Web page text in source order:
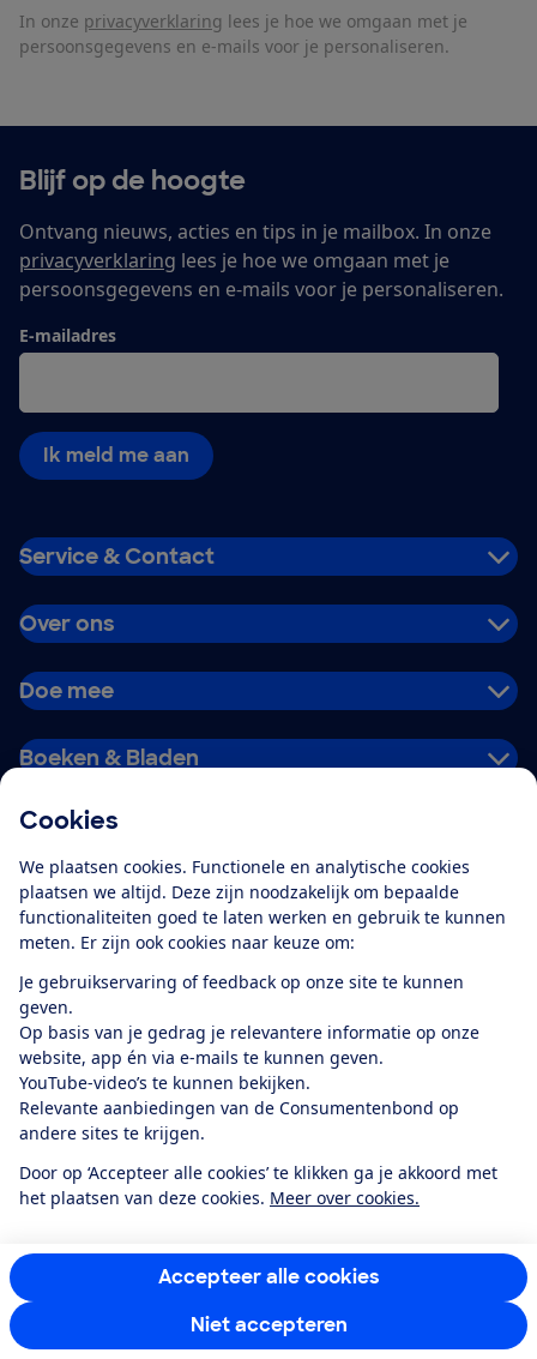
Cookies
We plaatsen cookies. Functionele en analytische cookies
plaatsen we altijd. Deze zijn noodzakelijk om bepaalde
functionaliteiten goed te laten werken en gebruik te kunnen
meten. Er zijn ook cookies naar keuze om:
Je gebruikservaring of feedback op onze site te kunnen
geven.
Op basis van je gedrag je relevantere informatie op onze
website, app én via e-mails te kunnen geven.
YouTube-video’s te kunnen bekijken.
Relevante aanbiedingen van de Consumentenbond op
andere sites te krijgen.
Door op ‘Accepteer alle cookies’ te klikken ga je akkoord met
het plaatsen van deze cookies. Meer over cookies.
Accepteer alle cookies
Niet accepteren
In onze privacyverklaring lees je hoe we omgaan met je
persoonsgegevens en e-mails voor je personaliseren.
Blijf op de hoogte
Ontvang nieuws, acties en tips in je mailbox. In onze
privacyverklaring lees je hoe we omgaan met je
persoonsgegevens en e-mails voor je personaliseren.
E-mailadres
Ik meld me aan
Service & Contact
Over ons
Doe mee
Boeken & Bladen
Alles over de
app
Algemene Voorwaarden
Privacyverklaring
Cookiebeleid
Privacyvoorkeuren
Toegankelijkheid
RSS-feed nieuws
Facebook
TwitterInstagram
YoutubeLinkedIn
12.901consumentenbeoordelen de Consumentenbondmet gemiddeld